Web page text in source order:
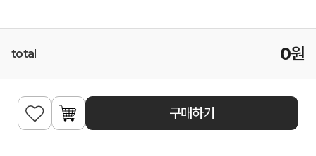
total 0원
구매하기